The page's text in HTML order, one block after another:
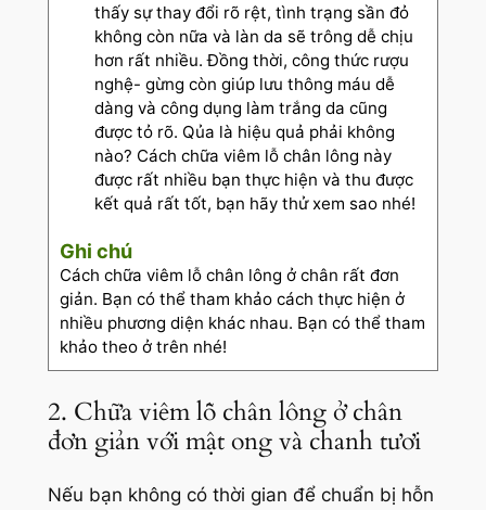
thấy sự thay đổi rõ rệt, tình trạng sần đỏ
không còn nữa và làn da sẽ trông dễ chịu
hơn rất nhiều. Đồng thời, công thức rượu
nghệ- gừng còn giúp lưu thông máu dễ
dàng và công dụng làm trắng da cũng
được tỏ rõ. Qủa là hiệu quả phải không
nào? Cách chữa viêm lỗ chân lông này
được rất nhiều bạn thực hiện và thu được
kết quả rất tốt, bạn hãy thử xem sao nhé!
Ghi chú
Cách chữa viêm lỗ chân lông ở chân rất đơn
giản. Bạn có thể tham khảo cách thực hiện ở
nhiều phương diện khác nhau. Bạn có thể tham
khảo theo ở trên nhé!
2. Chữa viêm lỗ chân lông ở chân
đơn giản với mật ong và chanh tươi
Nếu bạn không có thời gian để chuẩn bị hỗn